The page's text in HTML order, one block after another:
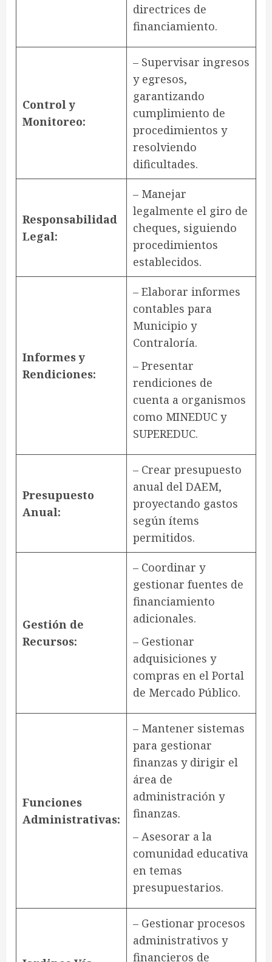
directrices de
financiamiento.
Control y
Monitoreo:
– Supervisar ingresos
y egresos,
garantizando
cumplimiento de
procedimientos y
resolviendo
dificultades.
Responsabilidad
Legal:
– Manejar
legalmente el giro de
cheques, siguiendo
procedimientos
establecidos.
Informes y
Rendiciones:
– Elaborar informes
contables para
Municipio y
Contraloría.
– Presentar
rendiciones de
cuenta a organismos
como MINEDUC y
SUPEREDUC.
Presupuesto
Anual:
– Crear presupuesto
anual del DAEM,
proyectando gastos
según ítems
permitidos.
Gestión de
Recursos:
– Coordinar y
gestionar fuentes de
financiamiento
adicionales.
– Gestionar
adquisiciones y
compras en el Portal
de Mercado Público.
Funciones
Administrativas:
– Mantener sistemas
para gestionar
finanzas y dirigir el
área de
administración y
finanzas.
– Asesorar a la
comunidad educativa
en temas
presupuestarios.
– Gestionar procesos
administrativos y
financieros de